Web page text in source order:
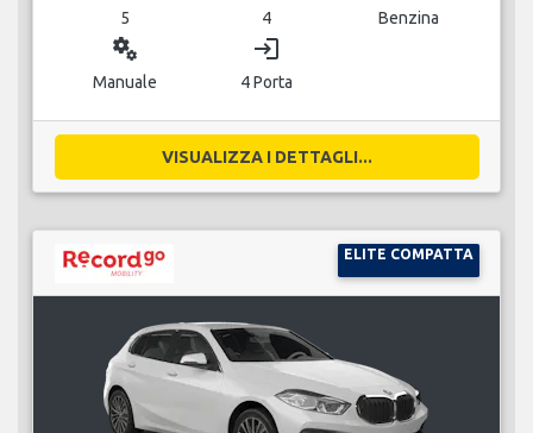
5 4 Benzina
miscellaneous_services
Manuale
login
4 Porta
VISUALIZZA I DETTAGLI...
ELITE COMPATTA